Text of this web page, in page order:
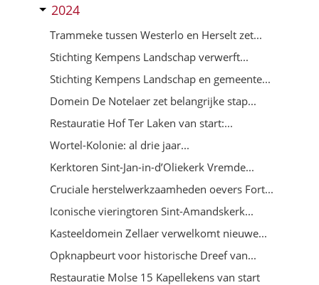
2024
Trammeke tussen Westerlo en Herselt zet...
Stichting Kempens Landschap verwerft...
Stichting Kempens Landschap en gemeente...
Domein De Notelaer zet belangrijke stap...
Restauratie Hof Ter Laken van start:...
Wortel-Kolonie: al drie jaar...
Kerktoren Sint-Jan-in-d’Oliekerk Vremde...
Cruciale herstelwerkzaamheden oevers Fort...
Iconische vieringtoren Sint-Amandskerk...
Kasteeldomein Zellaer verwelkomt nieuwe...
Opknapbeurt voor historische Dreef van...
Restauratie Molse 15 Kapellekens van start